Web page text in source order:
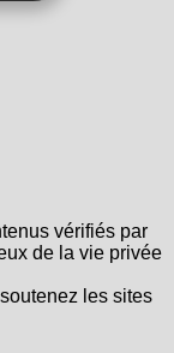
vérifiés par
de la vie privée
les sites